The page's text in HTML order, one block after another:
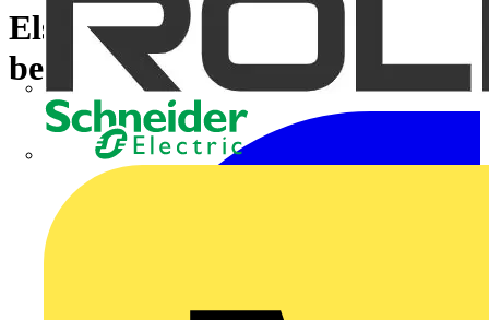
Elseminarium 2014 ht
belysning